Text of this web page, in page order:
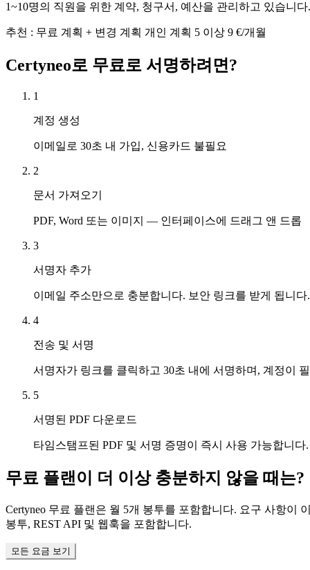
1~10명의 직원을 위한 계약, 청구서, 예산을 관리하고 있습니
추천 : 무료 계획 + 변경 계획 개인 계획 5 이상 9 €/개월
Certyneo로 무료로 서명하려면?
1
계정 생성
이메일로 30초 내 가입, 신용카드 불필요
2
문서 가져오기
PDF, Word 또는 이미지 — 인터페이스에 드래그 앤 드롭
3
서명자 추가
이메일 주소만으로 충분합니다. 보안 링크를 받게 됩니다.
4
전송 및 서명
서명자가 링크를 클릭하고 30초 내에 서명하며, 계정이
5
서명된 PDF 다운로드
타임스탬프된 PDF 및 서명 증명이 즉시 사용 가능합니다.
무료 플랜이 더 이상 충분하지 않을 때는?
Certyneo 무료 플랜은 월 5개 봉투를 포함합니다. 요구 사항이
봉투, REST API 및 웹훅을 포함합니다.
모든 요금 보기